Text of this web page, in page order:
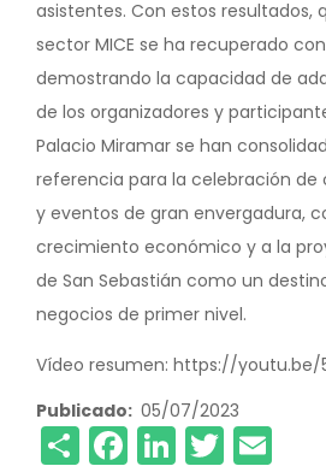
asistentes. Con estos resultados,
sector MICE se ha recuperado
demostrando la capacidad de
de los organizadores y
Palacio Miramar se han
referencia para la celebración de
y eventos de gran envergadura,
crecimiento económico y a la
de San Sebastián como un
negocios de primer nivel.
Vídeo resumen: https://youtu.be/
Publicado 05/07/2023
ShareFacebook
LinkedIn
Twitter